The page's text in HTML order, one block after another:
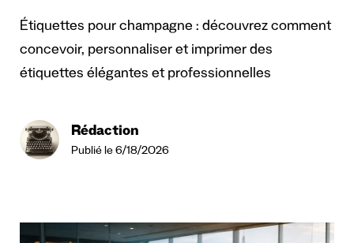
Étiquettes pour champagne : découvrez comment
concevoir, personnaliser et imprimer des
étiquettes élégantes et professionnelles
Rédaction
Publié le 6/18/2026